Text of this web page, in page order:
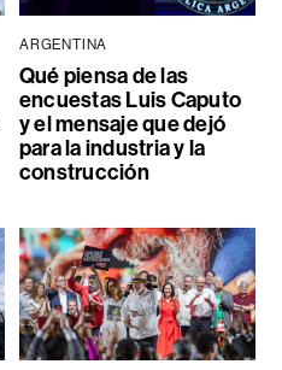
ARGENTINA
Qué piensa de las
encuestas Luis Caputo
y el mensaje que dejó
para la industria y la
construcción